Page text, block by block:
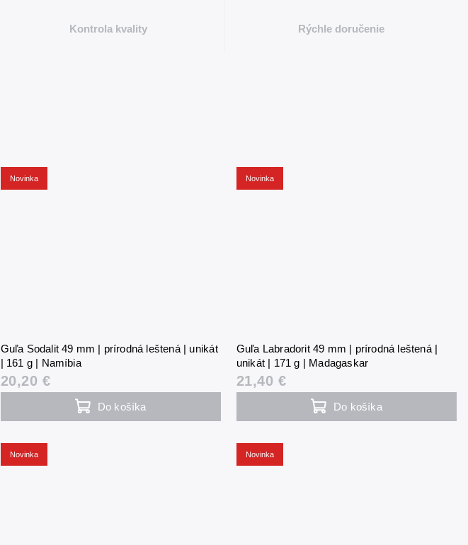
Kontrola kvality Rýchle doručenie
Novinka
Guľa Sodalit 49 mm | prírodná leštená | unikát
| 161 g | Namíbia
20,20 €
Do košíka
Novinka
Guľa Labradorit 49 mm | prírodná leštená |
unikát | 171 g | Madagaskar
21,40 €
Do košíka
Novinka Novinka